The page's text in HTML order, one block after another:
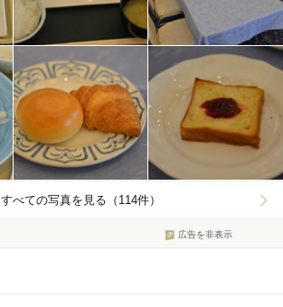
すべての写真を見る（114件）
広告を非表示